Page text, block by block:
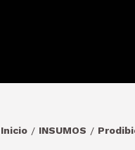
Inicio / INSUMOS /